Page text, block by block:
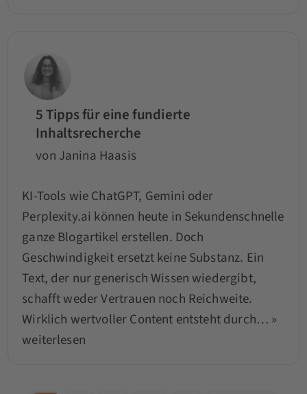
5 Tipps für eine fundierte
Inhaltsrecherche
von Janina Haasis
KI-Tools wie ChatGPT, Gemini oder
Perplexity.ai können heute in Sekundenschnelle
ganze Blogartikel erstellen. Doch
Geschwindigkeit ersetzt keine Substanz. Ein
Text, der nur generisch Wissen wiedergibt,
schafft weder Vertrauen noch Reichweite.
Wirklich wertvoller Content entsteht durch… »
weiterlesen